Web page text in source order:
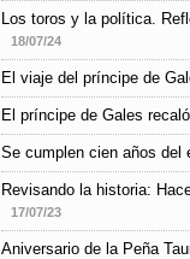
Los toros y la política.
18/07/24
El viaje del príncipe de
El príncipe de Gales
Se cumplen cien años del
Revisando la historia:
17/07/23
Aniversario de la Peña